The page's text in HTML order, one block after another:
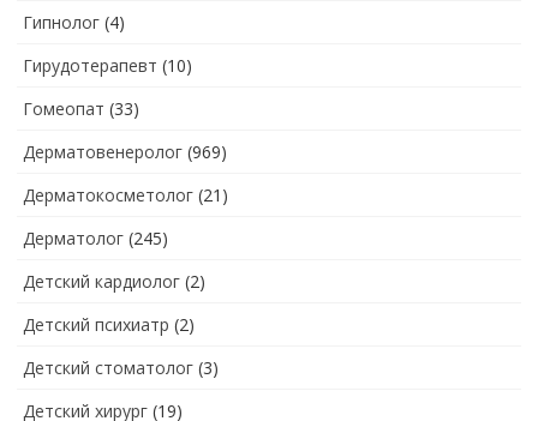
Гипнолог (4)
Гирудотерапевт (10)
Гомеопат (33)
Дерматовенеролог (969)
Дерматокосметолог (21)
Дерматолог (245)
Детский кардиолог (2)
Детский психиатр (2)
Детский стоматолог (3)
Детский хирург (19)